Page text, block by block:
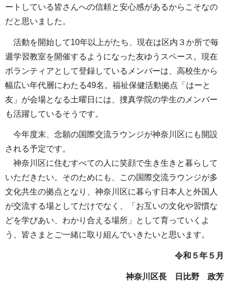
ートしている皆さんへの信頼と安心感があるからこそなの
だと思いました。
活動を開始して10年以上がたち、現在は区内３か所で毎
週学習教室を開催するようになった友ゆうスペース。現在
ボランティアとして登録しているメンバーは、高校生から
幅広い年代層にわたる49名。福祉保健活動拠点「はーと
友」が会場となる土曜日には、捜真学院の学生のメンバー
も活躍しているそうです。
今年度末、念願の国際交流ラウンジが神奈川区にも開設
される予定です。
神奈川区に住むすべての人に笑顔で生き生きと暮らして
いただきたい。そのためにも、この国際交流ラウンジが多
文化共生の拠点となり、神奈川区に暮らす日本人と外国人
が交流する場としてだけでなく、「お互いの文化や習慣な
どを学びあい、わかり合える場所」として育っていくよ
う、皆さまとご一緒に取り組んでいきたいと思います。
令和５年５月
神奈川区長 日比野 政芳